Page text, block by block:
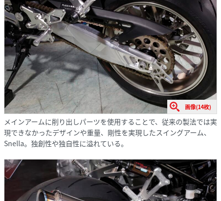
画像(14枚)
メインアームに削り出しパーツを使用することで、従来の製法では実
現できなかったデザインや重量、剛性を実現したスイングアーム、
Snella。独創性や独自性に溢れている。